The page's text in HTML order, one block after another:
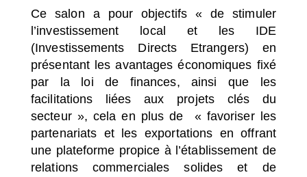
Ce salon a pour objectifs « de stimuler
l’investissement local et les IDE
(Investissements Directs Etrangers) en
présentant les avantages économiques fixé
par la loi de finances, ainsi que les
facilitations liées aux projets clés du
secteur », cela en plus de « favoriser les
partenariats et les exportations en offrant
une plateforme propice à l’établissement de
relations commerciales solides et de